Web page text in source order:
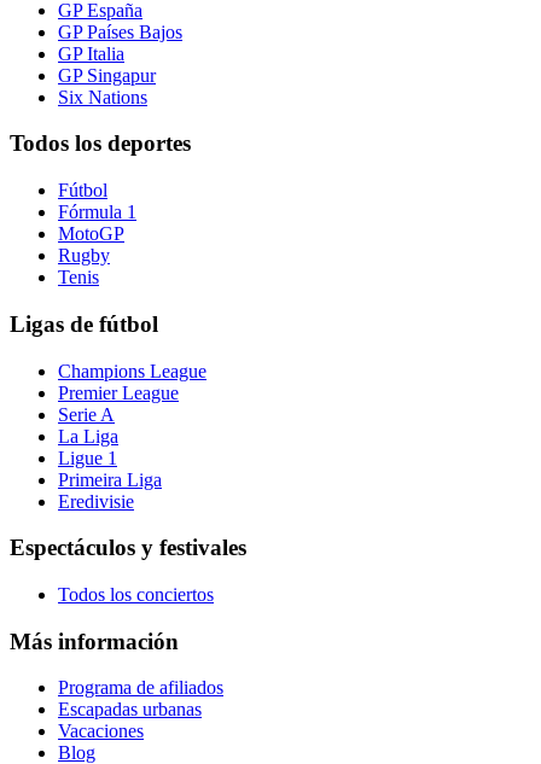
GP España
GP Países Bajos
GP Italia
GP Singapur
Six Nations
Todos los deportes
Fútbol
Fórmula 1
MotoGP
Rugby
Tenis
Ligas de fútbol
Champions League
Premier League
Serie A
La Liga
Ligue 1
Primeira Liga
Eredivisie
Espectáculos y festivales
Todos los conciertos
Más información
Programa de afiliados
Escapadas urbanas
Vacaciones
Blog